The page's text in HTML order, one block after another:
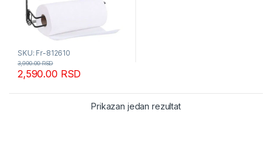
SKU: Fr-812610
2,590.00 RSD
3,990.00RSD
Prikazan jedan rezultat